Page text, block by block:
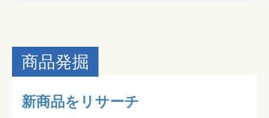
商品発掘
新商品をリサーチ